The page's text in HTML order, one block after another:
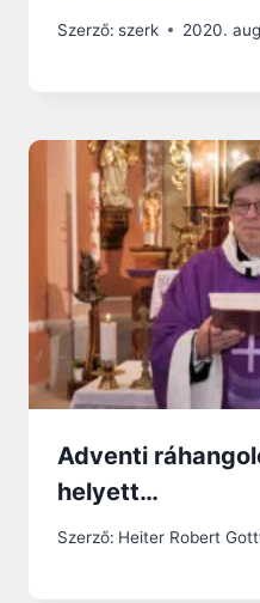
Szerző: szerk 2020.
Adventi
helyett…
Szerző: Heiter Robert